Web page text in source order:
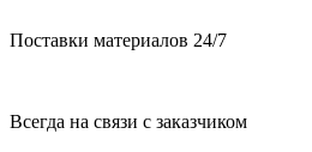
Поставки материалов 24/7
Всегда на связи с заказчиком